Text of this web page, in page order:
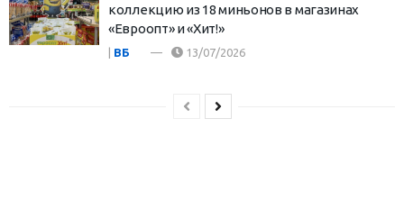
коллекцию из 18 миньонов в магазинах
«Евроопт» и «Хит!»
| ВБ 13/07/2026